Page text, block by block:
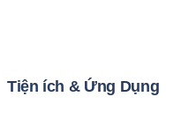
Tiện ích & Ứng Dụng